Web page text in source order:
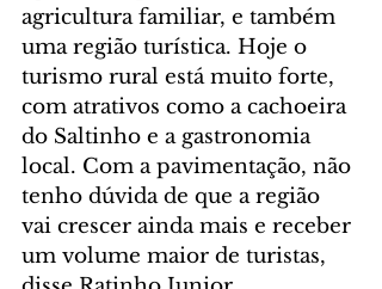
agricultura familiar, e também
uma região turística. Hoje o
turismo rural está muito forte,
com atrativos como a cachoeira
do Saltinho e a gastronomia
local. Com a pavimentação, não
tenho dúvida de que a região
vai crescer ainda mais e receber
um volume maior de turistas,